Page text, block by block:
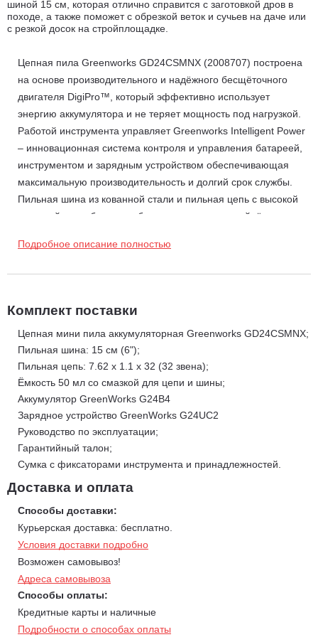
шиной 15 см, которая отлично справится с заготовкой дров в
походе, а также поможет с обрезкой веток и сучьев на даче или
с резкой досок на стройплощадке.
Цепная пила Greenworks GD24CSMNX (2008707) построена
на основе производительного и надёжного бесщёточного
двигателя DigiPro™, который эффективно использует
энергию аккумулятора и не теряет мощность под нагрузкой.
Работой инструмента управляет Greenworks Intelligent Power
– инновационная система контроля и управления батареей,
инструментом и зарядным устройством обеспечивающая
максимальную производительность и долгий срок службы.
Пильная шина из кованной стали и пильная цепь с высокой
режущей способностью обеспечивают непревзойдённую
от заряда акб 2 Ач и до 300 резов хвойного бруса 50х50 мм от
выключателем с защитой от случайного пуска.
Удобное натяжение и быстрая замена цепи благодаря
натяжителю без ключа.
В комплект поставки входит ёмкость 50 мл со смазкой для
цепи и шины, а также прочная сумка с фиксаторами
инструмента и принадлежностей на липучках.
Внимание:этот артикул 2008707UB поставляется с АКБ 4 А/ч
и ЗУ.
Технические данные:
Совместим со всеми АКБ платформы Greenworks POWERALL
Тип двигателя: бесщёточный двигатель DigiPro;
Продольное расположение двигателя;
Пильная шина (гарнитура): 15 см (6"");
Паз пильной шины: 1.1 мм (0,043”);
Подробное описание полностью
Комплект поставки
Цепная мини пила аккумуляторная Greenworks GD24CSMNX;
Пильная шина: 15 см (6");
Пильная цепь: 7.62 х 1.1 х 32 (32 звена);
Ёмкость 50 мл со смазкой для цепи и шины;
Аккумулятор GreenWorks G24B4
Зарядное устройство GreenWorks G24UC2
Руководство по эксплуатации;
Гарантийный талон;
Сумка с фиксаторами инструмента и принадлежностей.
Доставка и оплата
Способы доставки:
Курьерская доставка: бесплатно.
Условия доставки подробно
Возможен самовывоз!
Адреса самовывоза
Способы оплаты:
Кредитные карты и наличные
Подробности о способах оплаты